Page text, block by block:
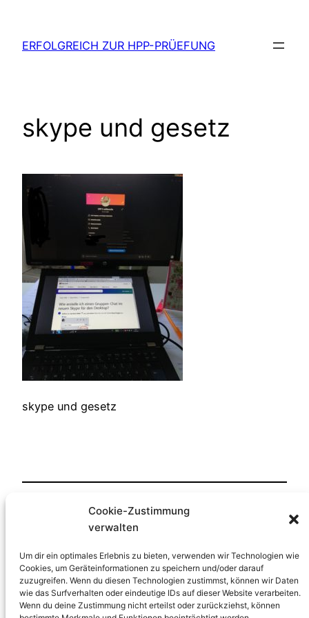
Cookie-Zustimmung
verwalten
Um dir ein optimales Erlebnis zu bieten, verwenden wir Technologien wie
Cookies, um Geräteinformationen zu speichern und/oder darauf
zuzugreifen. Wenn du diesen Technologien zustimmst, können wir Daten
wie das Surfverhalten oder eindeutige IDs auf dieser Website verarbeiten.
Wenn du deine Zustimmung nicht erteilst oder zurückziehst, können
springen
ERFOLGREICH ZUR HPP-PRÜEFUNG
skype und gesetz
skype und gesetz
22. Juni 2018in
vonHP-Lernfreude
Schlagwörter: